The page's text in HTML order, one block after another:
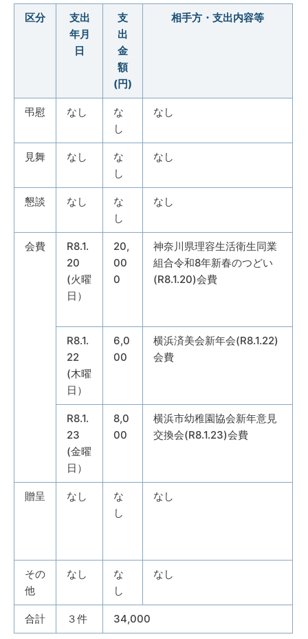
区分
支出
年月
日
支
出
金
額
(円)
相手方・支出内容等
弔慰 なし
な
し
なし
見舞 なし
な
し
なし
懇談 なし
な
し
なし
会費
R8.1.
20
(火曜
日）
20,
00
0
神奈川県理容生活衛生同業
組合令和8年新春のつどい
(R8.1.20)会費
R8.1.
22
(木曜
日）
6,0
00
横浜済美会新年会(R8.1.22)
会費
R8.1.
23
(金曜
日）
8,0
00
横浜市幼稚園協会新年意見
交換会(R8.1.23)会費
贈呈 なし
な
し
なし
その
他
なし
な
し
なし
合計 ３件 34,000